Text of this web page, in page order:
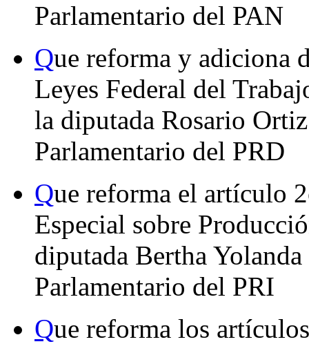
Parlamentario del PAN
Que reforma y adiciona
Leyes Federal del
la diputada Rosario
Parlamentario del PRD
Que reforma el artículo
Especial sobre
diputada Bertha
Parlamentario del PRI
Que reforma los